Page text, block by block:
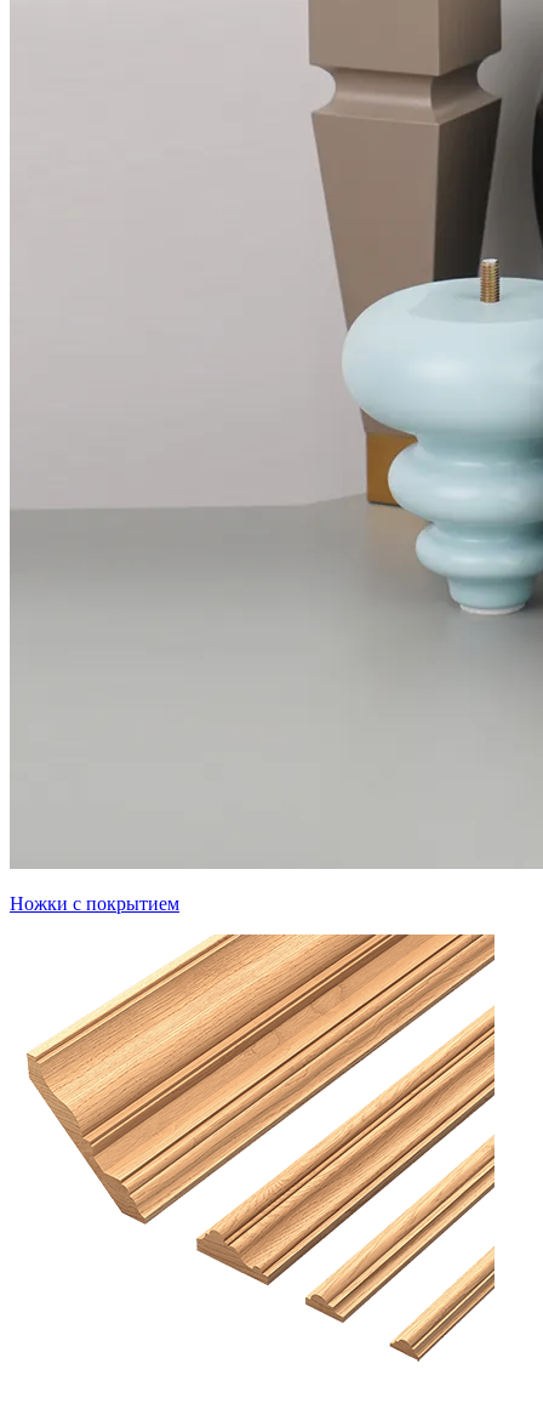
Ножки с покрытием